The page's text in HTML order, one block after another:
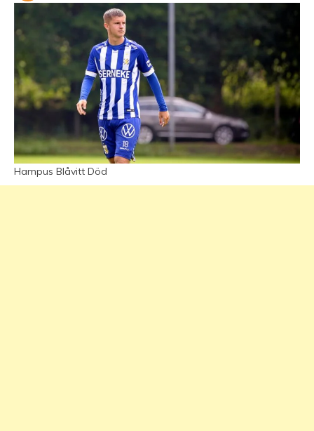
Hampus Blåvitt Död